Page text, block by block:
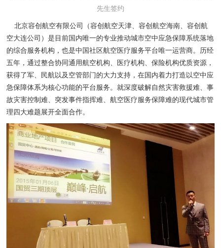
先生签约
北京容创航空有限公司（容创航空天津、容创航空海南、容创航
空大连公司）是目前国内唯一的专业推动城市空中应急保障系统落地
的综合服务机构，也是中国社区航空医疗服务平台唯一运营商。历经
五年，通过整合协同通用航空机构、医疗机构、保险机构优质资源，
获得了军、民航以及空管部门的大力支持，在国内着力打造以空中应
急保障体系为核心功能的平台服务。就深度破解自然灾害救援难、事
故灾害控制难、突发事件指挥难、航空医疗服务保障难的现代城市管
理四大难题展开全面合作。